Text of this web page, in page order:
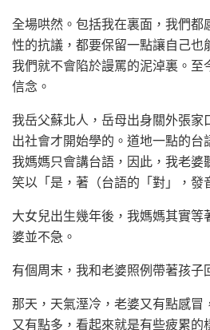
全場哄然。包括我在裏面，我們都
性的抗議，都要保留一點讓自己也
我們就不會陷於謾罵的泥淖裏。至
信念。
我岳父蘇北人，岳母出身關外張家
出社會才開始學的。道地一點的台
我媽媽只會講台語，因此，我老婆
笑以「是，著（台語的「對」，發
大女兒出生幾年後，我媽媽其實等
婆並不急。
有個周末，我和老婆照例帶著孩子
那天，天氣溼冷，老婆又有點感冒
又有點多，看起來就是有些疲累的